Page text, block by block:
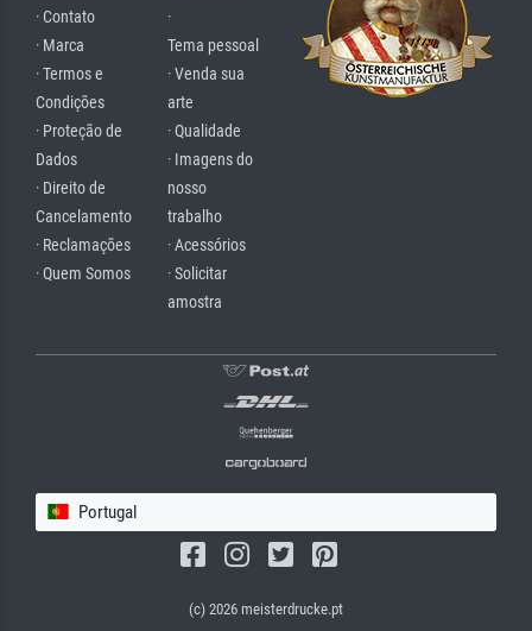
· Contato
· Marca
· Termos e
Condições
· Proteção de
Dados
· Direito de
Cancelamento
· Reclamações
· Quem Somos
·
Tema pessoal
· Venda sua
arte
· Qualidade
· Imagens do
nosso
trabalho
· Acessórios
· Solicitar
amostra
Portugal
(c) 2026 meisterdrucke.pt